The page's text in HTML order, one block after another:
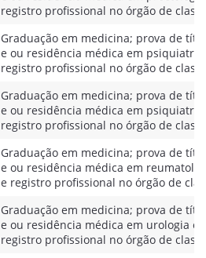
registro profissional no órgão de
Graduação em medicina; prova de
e ou residência médica em psiquiatria
registro profissional no órgão de
Graduação em medicina; prova de
e ou residência médica em psiquiatria
registro profissional no órgão de
Graduação em medicina; prova de
e ou residência médica em
e registro profissional no órgão de
Graduação em medicina; prova de
e ou residência médica em urologia e
registro profissional no órgão de